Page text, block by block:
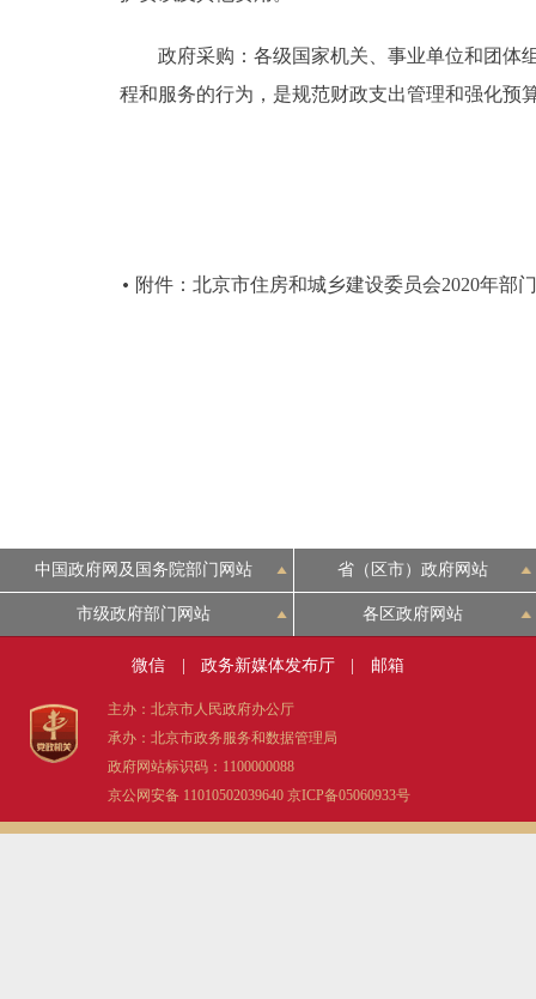
政府采购：各级国家机关、事业单位和团体组
程和服务的行为，是规范财政支出管理和强化预
附件：北京市住房和城乡建设委员会2020年部
中国政府网及国务院部门网站 省（区市）政府网站
市级政府部门网站 各区政府网站
微信 政务新媒体发布厅 邮箱
主办：北京市人民政府办公厅
承办：北京市政务服务和数据管理局
政府网站标识码：1100000088
京公网安备 11010502039640 京ICP备05060933号